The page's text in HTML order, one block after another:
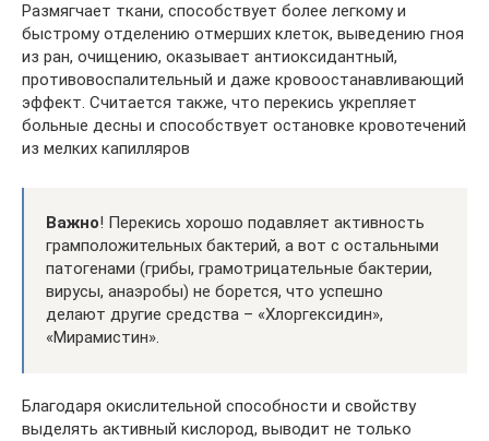
Размягчает ткани, способствует более легкому и
быстрому отделению отмерших клеток, выведению гноя
из ран, очищению, оказывает антиоксидантный,
противовоспалительный и даже кровоостанавливающий
эффект. Считается также, что перекись укрепляет
больные десны и способствует остановке кровотечений
из мелких капилляров
Важно! Перекись хорошо подавляет активность
грамположительных бактерий, а вот с остальными
патогенами (грибы, грамотрицательные бактерии,
вирусы, анаэробы) не борется, что успешно
делают другие средства – «Хлоргексидин»,
«Мирамистин».
Благодаря окислительной способности и свойству
выделять активный кислород, выводит не только